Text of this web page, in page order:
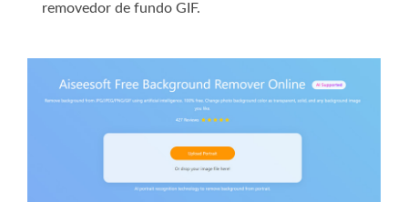
removedor de fundo GIF.